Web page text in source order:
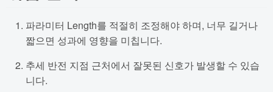
파라미터 Length를 적절히 조정해야 하며, 너무 길거나
짧으면 성과에 영향을 미칩니다.
추세 반전 지점 근처에서 잘못된 신호가 발생할 수 있습
니다.